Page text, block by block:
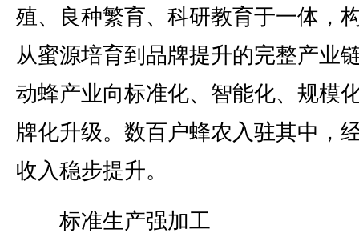
殖、良种繁育、科研教育于一体，
从蜜源培育到品牌提升的完整产业
动蜂产业向标准化、智能化、规模
牌化升级。数百户蜂农入驻其中，
收入稳步提升。
标准生产强加工